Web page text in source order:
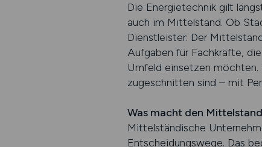
Die Energietechnik gilt
auch im Mittelstand. Ob
Dienstleister: Der
Aufgaben für Fachkräfte,
Umfeld einsetzen
zugeschnitten sind – mit
Was macht den
Mittelständische
Entscheidungswege. Das